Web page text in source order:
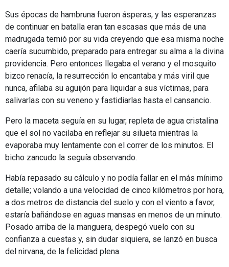
Sus épocas de hambruna fueron ásperas, y las esperanzas
de continuar en batalla eran tan escasas que más de una
madrugada temió por su vida creyendo que esa misma noche
caería sucumbido, preparado para entregar su alma a la divina
providencia. Pero entonces llegaba el verano y el mosquito
bizco renacía, la resurrección lo encantaba y más viril que
nunca, afilaba su aguijón para liquidar a sus víctimas, para
salivarlas con su veneno y fastidiarlas hasta el cansancio.
Pero la maceta seguía en su lugar, repleta de agua cristalina
que el sol no vacilaba en reflejar su silueta mientras la
evaporaba muy lentamente con el correr de los minutos. El
bicho zancudo la seguía observando.
Había repasado su cálculo y no podía fallar en el más mínimo
detalle; volando a una velocidad de cinco kilómetros por hora,
a dos metros de distancia del suelo y con el viento a favor,
estaría bañándose en aguas mansas en menos de un minuto.
Posado arriba de la manguera, despegó vuelo con su
confianza a cuestas y, sin dudar siquiera, se lanzó en busca
del nirvana, de la felicidad plena.